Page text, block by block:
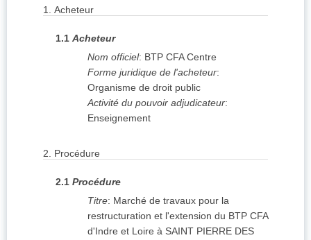
1. Acheteur
1.1 Acheteur
Nom officiel: BTP CFA Centre
Forme juridique de l'acheteur:
Organisme de droit public
Activité du pouvoir adjudicateur:
Enseignement
2. Procédure
2.1 Procédure
Titre: Marché de travaux pour la
restructuration et l'extension du BTP CFA
d'Indre et Loire à SAINT PIERRE DES